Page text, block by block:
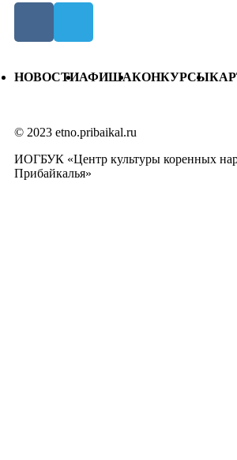
НОВОСТИАФИШАКОНКУРСЫ
© 2023 etno.pribaikal.ru
ИОГБУК «Центр культуры коренных
Прибайкалья»